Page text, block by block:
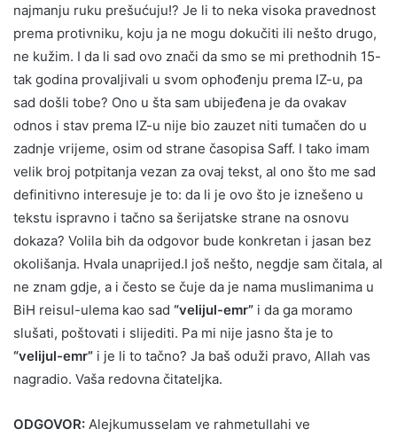
najmanju ruku prešućuju!? Je li to neka visoka pravednost
prema protivniku, koju ja ne mogu dokučiti ili nešto drugo,
ne kužim. I da li sad ovo znači da smo se mi prethodnih 15-
tak godina provaljivali u svom ophođenju prema IZ-u, pa
sad došli tobe? Ono u šta sam ubijeđena je da ovakav
odnos i stav prema IZ-u nije bio zauzet niti tumačen do u
zadnje vrijeme, osim od strane časopisa Saff. I tako imam
velik broj potpitanja vezan za ovaj tekst, al ono što me sad
definitivno interesuje je to: da li je ovo što je iznešeno u
tekstu ispravno i tačno sa šerijatske strane na osnovu
dokaza? Volila bih da odgovor bude konkretan i jasan bez
okolišanja. Hvala unaprijed.I još nešto, negdje sam čitala, al
ne znam gdje, a i često se čuje da je nama muslimanima u
BiH reisul-ulema kao sad “velijul-emr” i da ga moramo
slušati, poštovati i slijediti. Pa mi nije jasno šta je to
“velijul-emr” i je li to tačno? Ja baš oduži pravo, Allah vas
nagradio. Vaša redovna čitateljka.
ODGOVOR: Alejkumusselam ve rahmetullahi ve